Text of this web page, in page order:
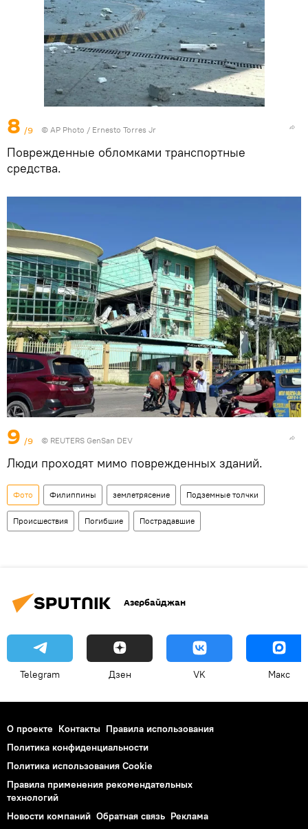
8 /9 © AP Photo / Ernesto Torres Jr
Поврежденные обломками транспортные
средства.
9 /9 © REUTERS GenSan DEV
Люди проходят мимо поврежденных зданий.
Фото Филиппины землетрясение Подземные толчки
Происшествия Погибшие Пострадавшие
Азербайджан
Telegram Дзен VK Макс
О проекте Контакты Правила использования
Политика конфиденциальности
Политика использования Cookie
Правила применения рекомендательных
технологий
Новости компаний Обратная связь Реклама